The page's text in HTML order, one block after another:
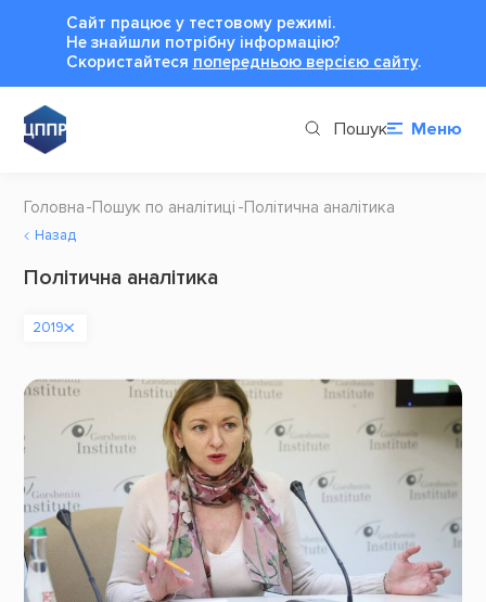
Сайт працює у тестовому режимі.
Не знайшли потрібну інформацію?
Cкористайтеся попередньою версією сайту.
Пошук Меню
Головна Пошук по аналітиці Політична аналітика
Назад
Політична аналітика
2019